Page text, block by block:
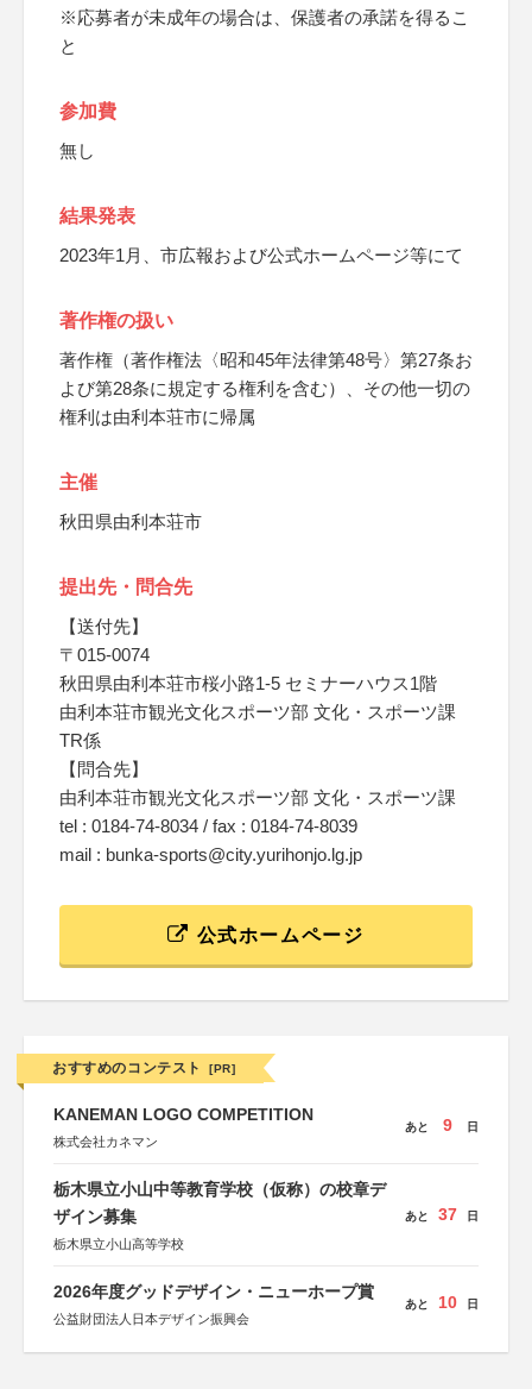
※応募者が未成年の場合は、保護者の承諾を得るこ
と
参加費
無し
結果発表
2023年1月、市広報および公式ホームページ等にて
著作権の扱い
著作権（著作権法〈昭和45年法律第48号〉第27条お
よび第28条に規定する権利を含む）、その他一切の
権利は由利本荘市に帰属
主催
秋田県由利本荘市
提出先・問合先
【送付先】
〒015-0074
秋田県由利本荘市桜小路1‐5 セミナーハウス1階
由利本荘市観光文化スポーツ部 文化・スポーツ課
TR係
【問合先】
由利本荘市観光文化スポーツ部 文化・スポーツ課
tel : 0184-74-8034 / fax : 0184-74-8039
mail : bunka-sports@city.yurihonjo.lg.jp
公式ホームページ
おすすめのコンテスト [PR]
KANEMAN LOGO COMPETITION
株式会社カネマン
あと 9 日
栃木県立小山中等教育学校（仮称）の校章デ
ザイン募集
栃木県立小山高等学校
あと 37 日
2026年度グッドデザイン・ニューホープ賞
公益財団法人日本デザイン振興会
あと 10 日